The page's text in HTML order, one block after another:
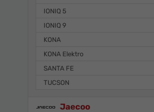
IONIQ 5
IONIQ 9
KONA
KONA Elektro
SANTA FE
TUCSON
Jaecoo